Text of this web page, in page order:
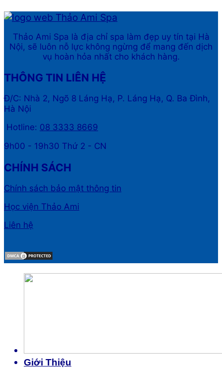
Thảo Ami Spa là địa chỉ spa làm đẹp uy tín tại Hà
Nội, sẽ luôn nỗ lực không ngừng để mang đến dịch
vụ hoàn hỏa nhất cho khách hàng.
THÔNG TIN LIÊN HỆ
Đ/C: Nhà 2, Ngõ 8 Láng Hạ, P. Láng Hạ, Q. Ba Đình,
Hà Nội
Hotline: 08 3333 8669
9h00 - 19h30 Thứ 2 - CN
CHÍNH SÁCH
Chính sách bảo mật thông tin
Học viện Thảo Ami
Liên hệ
Giới Thiệu